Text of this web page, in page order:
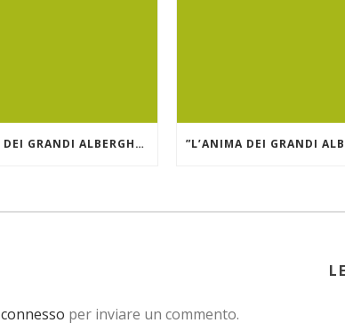
”L’ANIMA DEI GRANDI ALBERGHI DI MARE E DEI LAGHI.” GRAND HÔTEL DES ILES BORROMÉES
connesso per inviare un commento.